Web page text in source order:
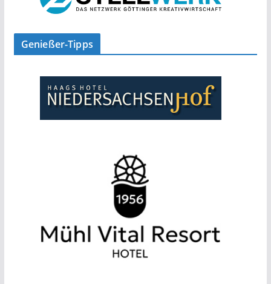
Genießer-Tipps